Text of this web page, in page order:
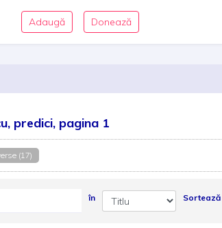
Adaugă Donează
predici, pagina 1
(17)
în Sortează